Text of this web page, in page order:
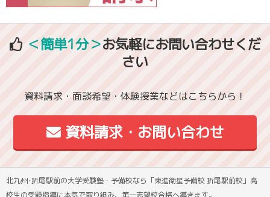
＜簡単1分＞お気軽にお問い合わせくだ
さい
資料請求・面談希望・体験授業などはこちらから！
資料請求・お問い合わせ
北九州･折尾駅前の大学受験塾・予備校なら「東進衛星予備校 折尾駅前校」高